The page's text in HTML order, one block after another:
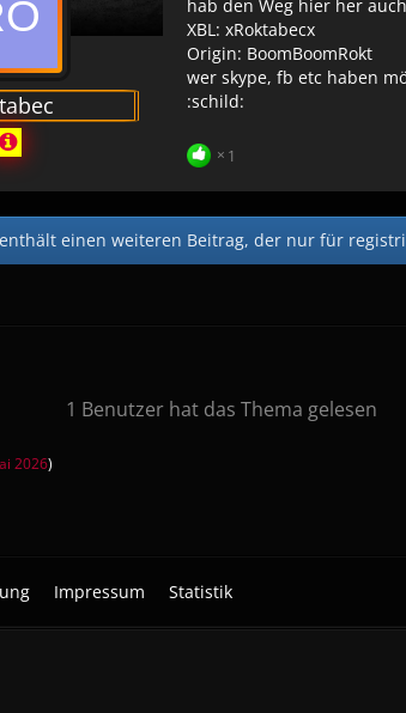
hab den Weg hier her
XBL: xRoktabecx
Origin: BoomBoomRokt
wer skype, fb etc haben
:schild:
1
enthält einen weiteren Beitrag, der nur für
1 Benutzer hat das Thema gelesen
2026)
Impressum Statistik